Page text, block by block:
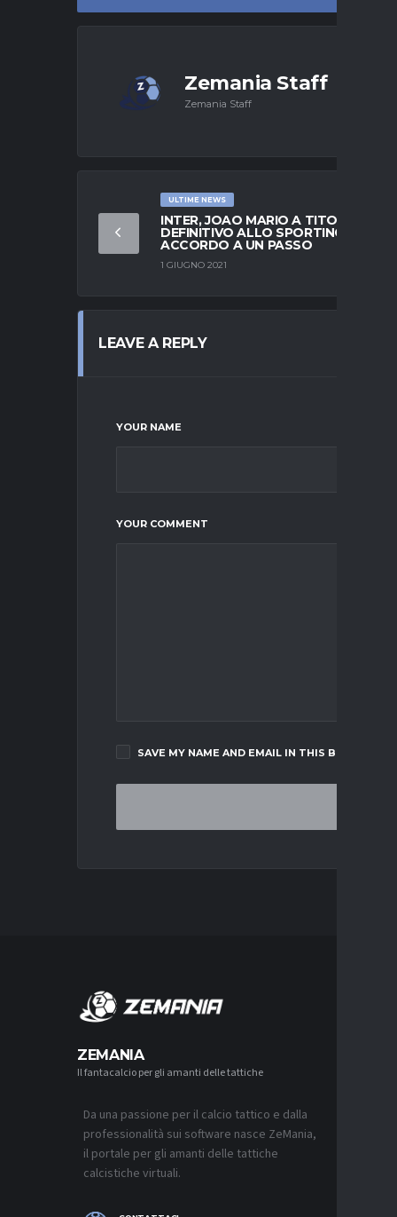
Zemania Staff
Zemania Staff
ULTIME NEWS
INTER, JOAO MARIO A TITOLO
DEFINITIVO ALLO SPORTING:
ACCORDO A UN PASSO
1 GIUGNO 2021
LEAVE A REPLY
YOUR NAME
YOUR COMMENT
SAVE MY NAME AND EMAIL IN THIS BROWSER
ZEMANIA
Il fantacalcio per gli amanti delle tattiche
Da una passione per il calcio tattico e dalla
professionalità sui software nasce ZeMania,
il portale per gli amanti delle tattiche
calcistiche virtuali.